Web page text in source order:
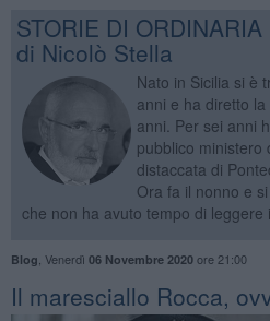
STORIE DI
di Nicolò Stella
Nato in Sicilia si è
anni e ha diretto
anni. Per sei anni
pubblico ministero
distaccata di
Ora fa il nonno e
che non ha avuto tempo di leggere
Blog Venerdì 06 Novembre 2020ore 21:00
Il maresciallo Rocca,